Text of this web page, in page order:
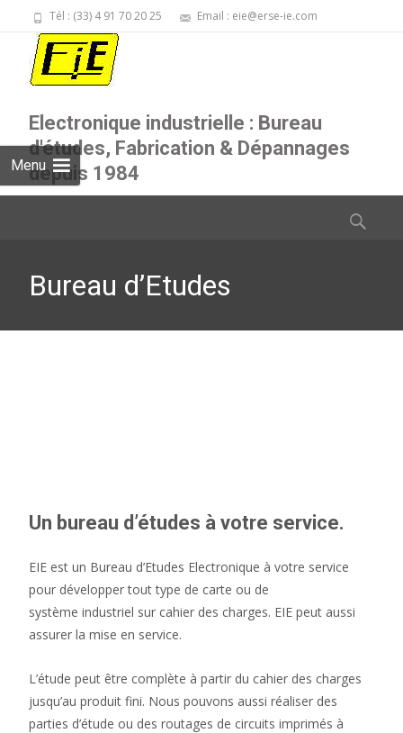
Tél : (33) 4 91 70 20 25 Email : eie@erse-ie.com
Electronique industrielle : Bureau
d'études, Fabrication & Dépannages
depuis 1984
Menu
Bureau d’Etudes
Un bureau d’études à votre service.
EIE est un Bureau d’Etudes Electronique à votre service
pour développer tout type de carte ou de
système industriel sur cahier des charges. EIE peut aussi
assurer la mise en service.
L’étude peut être complète à partir du cahier des charges
jusqu’au produit fini. Nous pouvons aussi réaliser des
parties d’étude ou des routages de circuits imprimés à